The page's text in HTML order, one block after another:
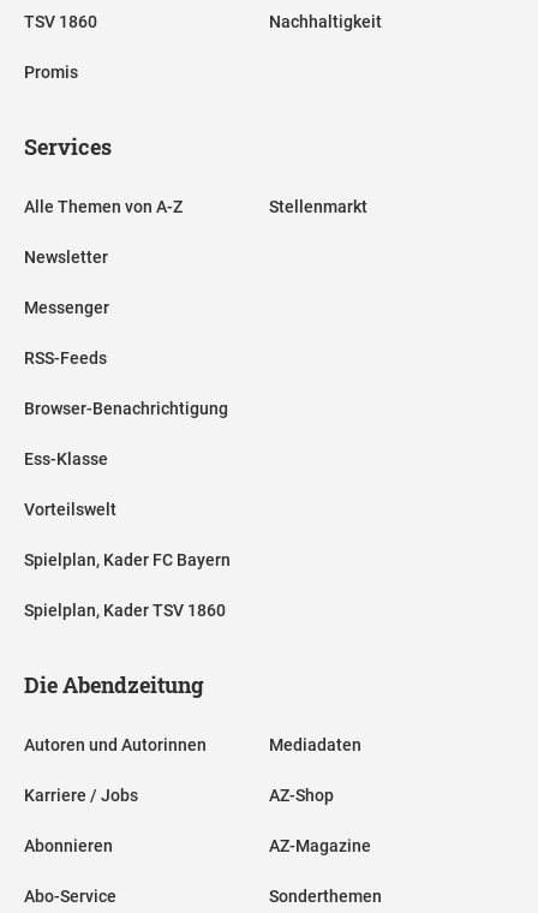
TSV 1860
Promis
Nachhaltigkeit
Services
Alle Themen von A-Z
Newsletter
Messenger
RSS-Feeds
Browser-Benachrichtigung
Ess-Klasse
Vorteilswelt
Spielplan, Kader FC Bayern
Spielplan, Kader TSV 1860
Stellenmarkt
Die Abendzeitung
Autoren und Autorinnen
Karriere / Jobs
Abonnieren
Abo-Service
Mediadaten
AZ-Shop
AZ-Magazine
Sonderthemen